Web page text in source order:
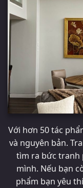
Với hơn 50 tác
và nguyên bản.
tìm ra bức tranh
mình. Nếu bạn
phẩm bạn yêu